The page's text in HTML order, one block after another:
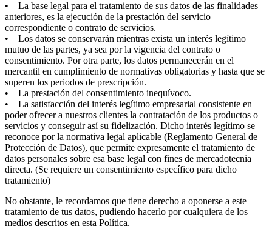
• La base legal para el tratamiento de sus datos de las finalidades
anteriores, es la ejecución de la prestación del servicio
correspondiente o contrato de servicios.
• Los datos se conservarán mientras exista un interés legítimo
mutuo de las partes, ya sea por la vigencia del contrato o
consentimiento. Por otra parte, los datos permanecerán en el
mercantil en cumplimiento de normativas obligatorias y hasta que se
superen los periodos de prescripción.
• La prestación del consentimiento inequívoco.
• La satisfacción del interés legítimo empresarial consistente en
poder ofrecer a nuestros clientes la contratación de los productos o
servicios y conseguir así su fidelización. Dicho interés legítimo se
reconoce por la normativa legal aplicable (Reglamento General de
Protección de Datos), que permite expresamente el tratamiento de
datos personales sobre esa base legal con fines de mercadotecnia
directa. (Se requiere un consentimiento específico para dicho
tratamiento)
No obstante, le recordamos que tiene derecho a oponerse a este
tratamiento de tus datos, pudiendo hacerlo por cualquiera de los
medios descritos en esta Política.